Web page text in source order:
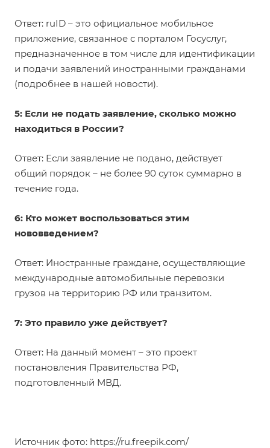
Ответ: ruID – это официальное мобильное
приложение, связанное с порталом Госуслуг,
предназначенное в том числе для идентификации
и подачи заявлений иностранными гражданами
(подробнее в нашей новости).
5: Если не подать заявление, сколько можно
находиться в России?
Ответ: Если заявление не подано, действует
общий порядок – не более 90 суток суммарно в
течение года.
6: Кто может воспользоваться этим
нововведением?
Ответ: Иностранные граждане, осуществляющие
международные автомобильные перевозки
грузов на территорию РФ или транзитом.
7: Это правило уже действует?
Ответ: На данный момент – это проект
постановления Правительства РФ,
подготовленный МВД.
Источник фото: https://ru.freepik.com/